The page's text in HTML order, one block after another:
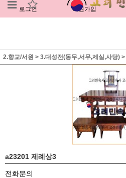
로그인 회원가입
2.향교/서원 > 3.대성전(동무,서무,제실,사당) >
a23201 제례상3
전화문의